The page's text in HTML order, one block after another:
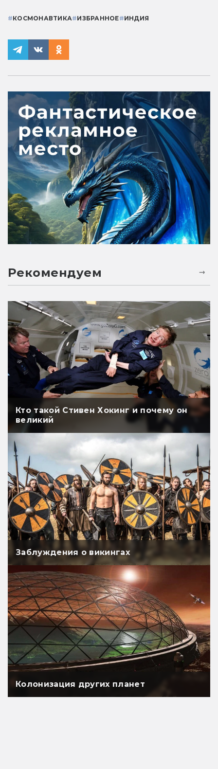
#КОСМОНАВТИКА#ИЗБРАННОЕ#ИНДИЯ
Рекомендуем
Кто такой Стивен Хокинг и почему он
великий
Заблуждения о викингах
Колонизация других планет